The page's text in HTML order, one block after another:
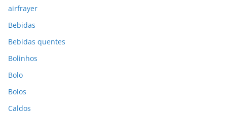
airfrayer
Bebidas
Bebidas quentes
Bolinhos
Bolo
Bolos
Caldos